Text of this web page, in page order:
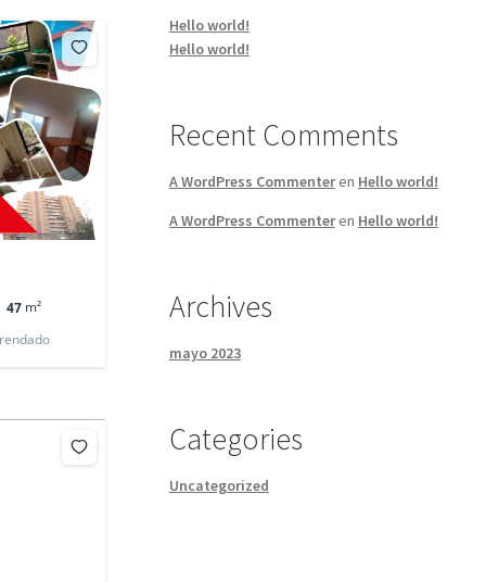
47m²
Hello world!
Hello world!
Recent Comments
A WordPress Commenteren Hello world!
A WordPress Commenteren Hello world!
Archives
mayo 2023
Categories
Uncategorized